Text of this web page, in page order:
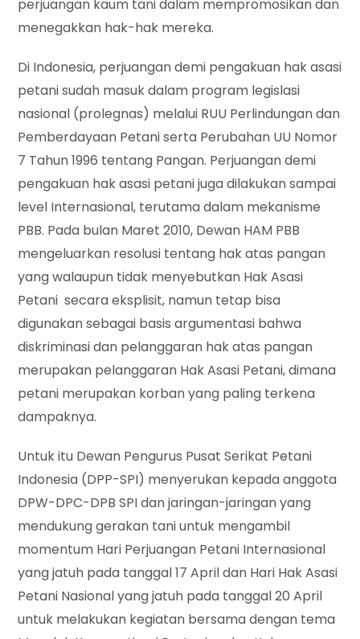
perjuangan kaum tani dalam mempromosikan dan
menegakkan hak-hak mereka.
Di Indonesia, perjuangan demi pengakuan hak asasi
petani sudah masuk dalam program legislasi
nasional (prolegnas) melalui RUU Perlindungan dan
Pemberdayaan Petani serta Perubahan UU Nomor
7 Tahun 1996 tentang Pangan. Perjuangan demi
pengakuan hak asasi petani juga dilakukan sampai
level Internasional, terutama dalam mekanisme
PBB. Pada bulan Maret 2010, Dewan HAM PBB
mengeluarkan resolusi tentang hak atas pangan
yang walaupun tidak menyebutkan Hak Asasi
Petani secara eksplisit, namun tetap bisa
digunakan sebagai basis argumentasi bahwa
diskriminasi dan pelanggaran hak atas pangan
merupakan pelanggaran Hak Asasi Petani, dimana
petani merupakan korban yang paling terkena
dampaknya.
Untuk itu Dewan Pengurus Pusat Serikat Petani
Indonesia (DPP-SPI) menyerukan kepada anggota
DPW-DPC-DPB SPI dan jaringan-jaringan yang
mendukung gerakan tani untuk mengambil
momentum Hari Perjuangan Petani Internasional
yang jatuh pada tanggal 17 April dan Hari Hak Asasi
Petani Nasional yang jatuh pada tanggal 20 April
untuk melakukan kegiatan bersama dengan tema